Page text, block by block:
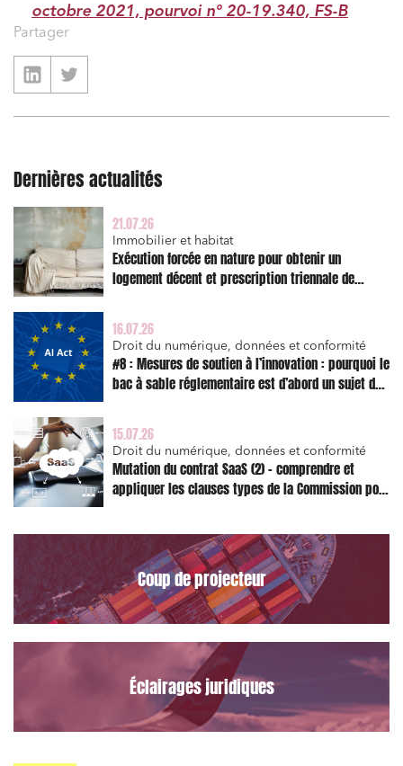
octobre 2021, pourvoi n° 20-19.340, FS-B
Partager
Dernières actualités
21.07.26
Immobilier et habitat
Exécution forcée en nature pour obtenir un
logement décent et prescription triennale de
16.07.26
Droit du numérique, données et conformité
#8 : Mesures de soutien à l’innovation : pourquoi le
bac à sable réglementaire est d’abord un sujet de
15.07.26
Droit du numérique, données et conformité
Mutation du contrat SaaS (2) – comprendre et
appliquer les clauses types de la Commission pour
Coup de projecteur
Éclairages juridiques
Relations commerciales et contrats
Associations et acteurs de l’économie sociale et
solidaire
Media et édition
Immobilier et habitat
Entreprises du numérique
Règlement des litiges
Droit du numérique, données et conformité